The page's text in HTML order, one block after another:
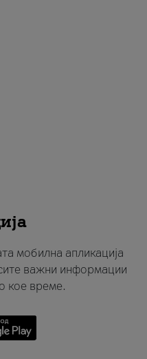
мобилна апликација
важни информации
кое време.